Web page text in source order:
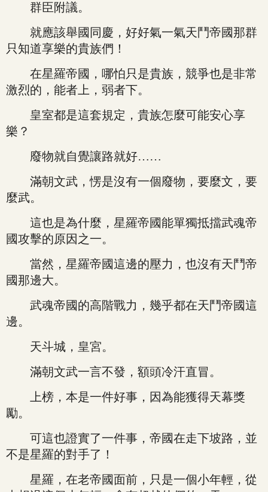
群臣附議。
就應該舉國同慶，好好氣一氣天鬥帝國那群
只知道享樂的貴族們！
在星羅帝國，哪怕只是貴族，競爭也是非常
激烈的，能者上，弱者下。
皇室都是這套規定，貴族怎麼可能安心享
樂？
廢物就自覺讓路就好……
滿朝文武，愣是沒有一個廢物，要麼文，要
麼武。
這也是為什麼，星羅帝國能單獨抵擋武魂帝
國攻擊的原因之一。
當然，星羅帝國這邊的壓力，也沒有天鬥帝
國那邊大。
武魂帝國的高階戰力，幾乎都在天鬥帝國這
邊。
天斗城，皇宮。
滿朝文武一言不發，額頭冷汗直冒。
上榜，本是一件好事，因為能獲得天幕獎
勵。
可這也證實了一件事，帝國在走下坡路，並
不是星羅的對手了！
星羅，在老帝國面前，只是一個小年輕，從